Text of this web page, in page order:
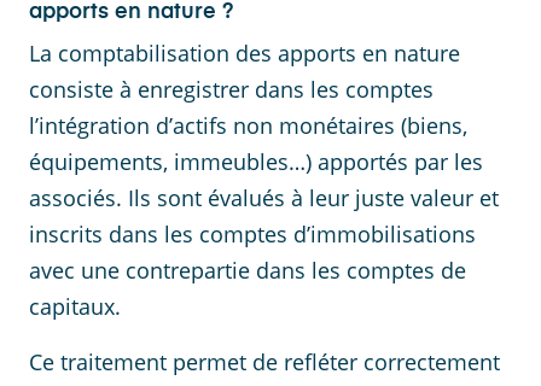
apports en nature ?
La comptabilisation des apports en nature
consiste à enregistrer dans les comptes
l’intégration d’actifs non monétaires (biens,
équipements, immeubles…) apportés par les
associés. Ils sont évalués à leur juste valeur et
inscrits dans les comptes d’immobilisations
avec une contrepartie dans les comptes de
capitaux.
Ce traitement permet de refléter correctement